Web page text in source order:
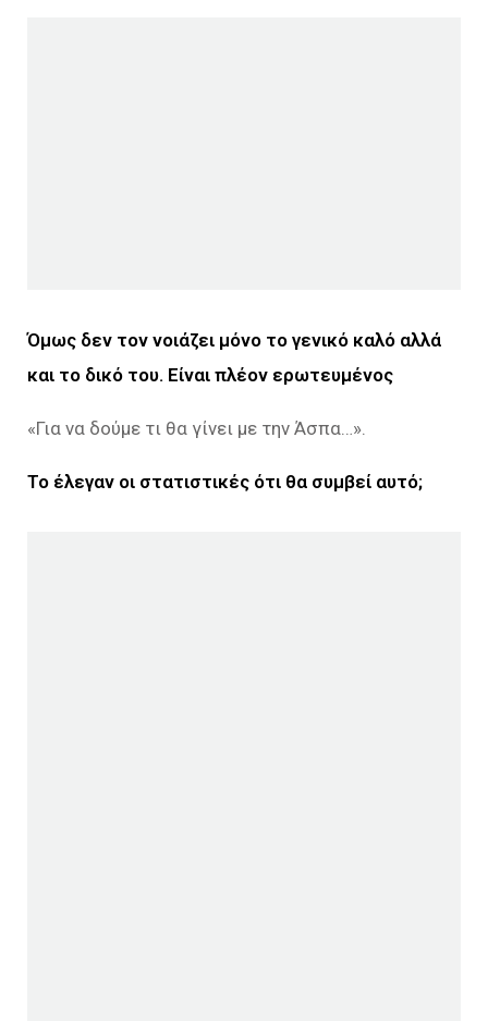
Όμως δεν τον νοιάζει μόνο το γενικό καλό αλλά
και το δικό του. Είναι πλέον ερωτευμένος
«Για να δούμε τι θα γίνει με την Άσπα…».
Το έλεγαν οι στατιστικές ότι θα συμβεί αυτό;